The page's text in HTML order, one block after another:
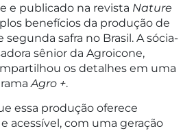
e publicado na revista Nature
benefícios da produção de
safra no Brasil. A sócia-
sênior da Agroicone,
os detalhes em uma
Agro +.
essa produção oferece
acessível, com uma geração